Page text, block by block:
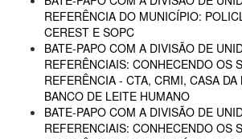
REFERÊNCIA DO MUNICÍPIO:
CEREST E SOPC
BATE-PAPO COM A DIVISÃO DE
REFERÊNCIAIS: CONHECENDO OS
REFERÊNCIA - CTA, CRMI, CASA DA
BANCO DE LEITE HUMANO
BATE-PAPO COM A DIVISÃO DE
REFERENCIAIS: CONHECENDO OS